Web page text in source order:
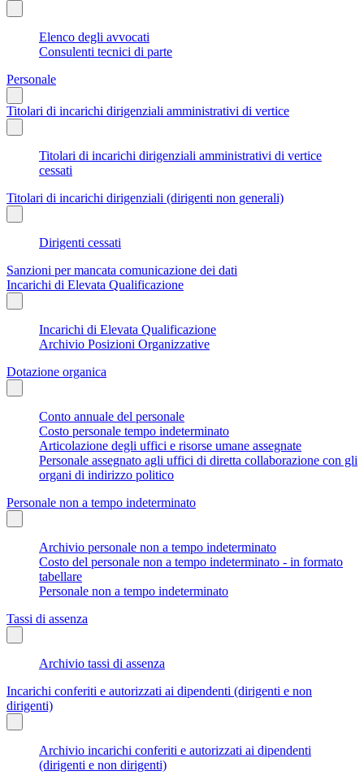
Elenco degli avvocati
Consulenti tecnici di parte
Personale
Titolari di incarichi dirigenziali amministrativi di vertice
Titolari di incarichi dirigenziali amministrativi di vertice
cessati
Titolari di incarichi dirigenziali (dirigenti non generali)
Dirigenti cessati
Sanzioni per mancata comunicazione dei dati
Incarichi di Elevata Qualificazione
Incarichi di Elevata Qualificazione
Archivio Posizioni Organizzative
Dotazione organica
Conto annuale del personale
Costo personale tempo indeterminato
Articolazione degli uffici e risorse umane assegnate
Personale assegnato agli uffici di diretta collaborazione con gli
organi di indirizzo politico
Personale non a tempo indeterminato
Archivio personale non a tempo indeterminato
Costo del personale non a tempo indeterminato - in formato
tabellare
Personale non a tempo indeterminato
Tassi di assenza
Archivio tassi di assenza
Incarichi conferiti e autorizzati ai dipendenti (dirigenti e non
dirigenti)
Archivio incarichi conferiti e autorizzati ai dipendenti
(dirigenti e non dirigenti)